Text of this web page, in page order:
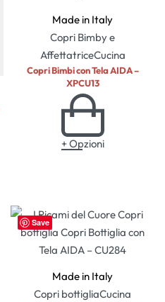
Made in Italy
Copri Bimby e
AffettatriceCucina
Copri Bimbi con Tela AIDA –
XPCU13
+ Opzioni
Save
Made in Italy
Copri bottigliaCucina